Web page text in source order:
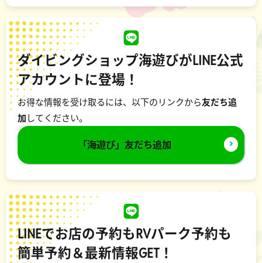
ダイビングショップ海遊びがLINE公式
アカウントに登場！
お得な情報を受け取るには、以下のリンクから友だち追
加 してください。
「海遊び」友だち追加
LINEでお店の予約もRVパーク予約も
簡単予約＆最新情報GET！